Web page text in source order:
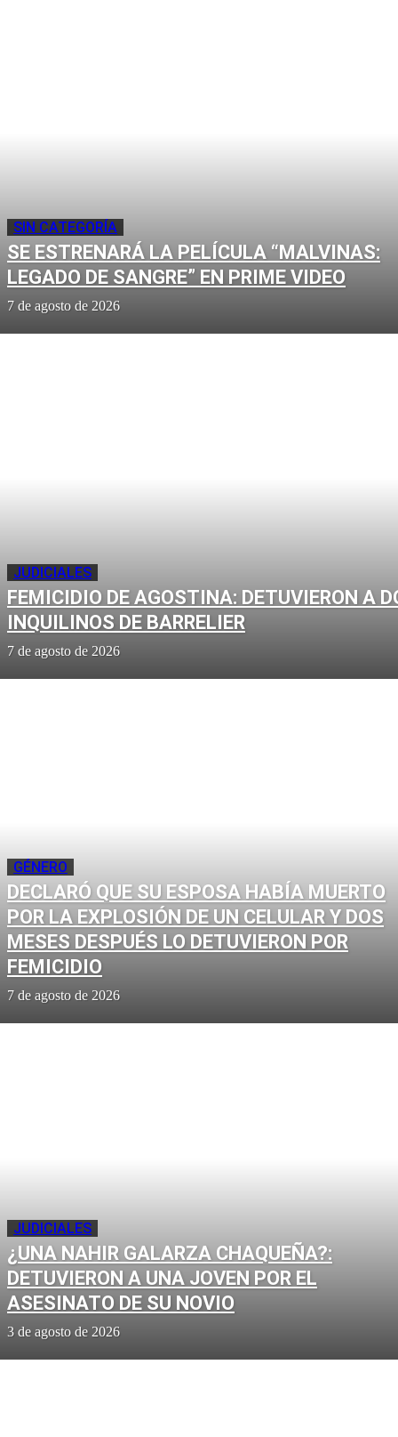
SIN CATEGORÍA
SE ESTRENARÁ LA PELÍCULA “MALVINAS:
LEGADO DE SANGRE” EN PRIME VIDEO
7 de agosto de 2026
JUDICIALES
FEMICIDIO DE AGOSTINA: DETUVIERON A
INQUILINOS DE BARRELIER
7 de agosto de 2026
GÉNERO
DECLARÓ QUE SU ESPOSA HABÍA MUERTO
POR LA EXPLOSIÓN DE UN CELULAR Y DOS
MESES DESPUÉS LO DETUVIERON POR
FEMICIDIO
7 de agosto de 2026
JUDICIALES
¿UNA NAHIR GALARZA CHAQUEÑA?:
DETUVIERON A UNA JOVEN POR EL
ASESINATO DE SU NOVIO
3 de agosto de 2026